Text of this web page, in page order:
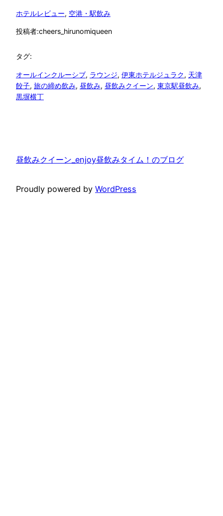
ホテルレビュー, 空港・駅飲み
投稿者:cheers_hirunomiqueen
タグ:
オールインクルーシブ, ラウンジ, 伊東ホテルジュラク, 天津
餃子, 旅の締め飲み, 昼飲み, 昼飲みクイーン, 東京駅昼飲み
黒塀横丁
昼飲みクイーン_enjoy昼飲みタイム！のブログ
Proudly powered by WordPress